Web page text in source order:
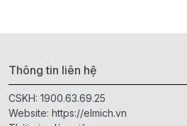
Thông tin liên hệ
CSKH: 1900.63.69.25
Website: https://elmich.vn